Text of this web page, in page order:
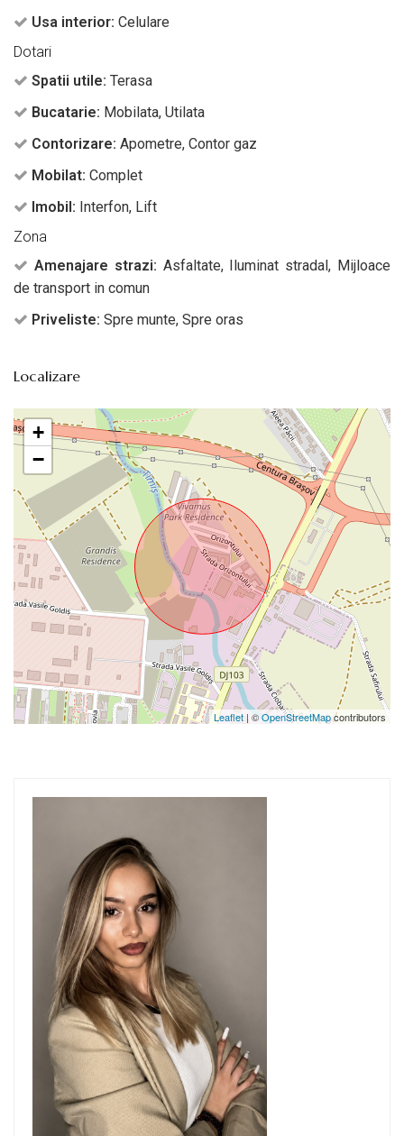
Usa interior: Celulare
Dotari
Spatii utile: Terasa
Bucatarie: Mobilata, Utilata
Contorizare: Apometre, Contor gaz
Mobilat: Complet
Imobil: Interfon, Lift
Zona
Amenajare strazi: Asfaltate, Iluminat stradal, Mijloace
de transport in comun
Priveliste: Spre munte, Spre oras
Localizare
+
−
Leaflet | ©OpenStreetMapcontributors